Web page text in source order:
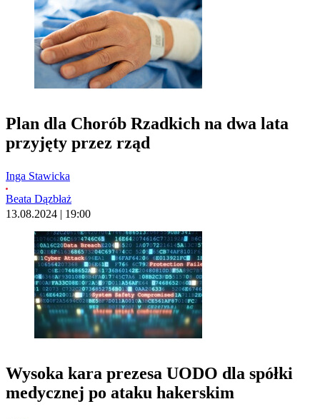
Plan dla Chorób Rzadkich na dwa lata
przyjęty przez rząd
Inga Stawicka
Beata Dązbłaż
13.08.2024 | 19:00
Wysoka kara prezesa UODO dla spółki
medycznej po ataku hakerskim